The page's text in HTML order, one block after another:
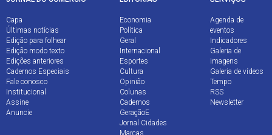
Capa
Últimas notícias
Edição para folhear
Edição modo texto
Edições anteriores
Cadernos Especiais
Fale conosco
Institucional
Assine
Anuncie
Economia
Política
Geral
Internacional
Esportes
Cultura
Opinião
Colunas
Cadernos
GeraçãoE
Jornal Cidades
Agenda de
eventos
Indicadores
Galeria de
imagens
Galeria de vídeos
Tempo
RSS
Newsletter